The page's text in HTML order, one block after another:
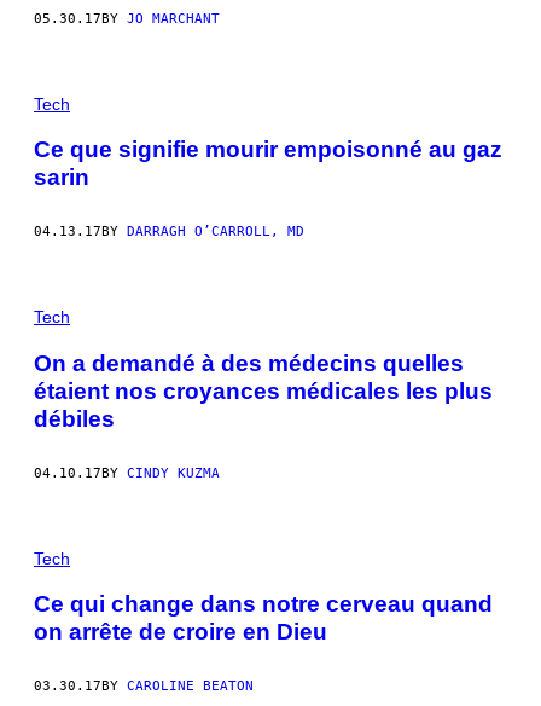
05.30.17BY JO MARCHANT
Tech
Ce que signifie mourir empoisonné au gaz
sarin
04.13.17 BY DARRAGH O’CARROLL, MD
Tech
On a demandé à des médecins quelles
étaient nos croyances médicales les plus
débiles
04.10.17BY CINDY KUZMA
Tech
Ce qui change dans notre cerveau quand
on arrête de croire en Dieu
03.30.17 BY CAROLINE BEATON